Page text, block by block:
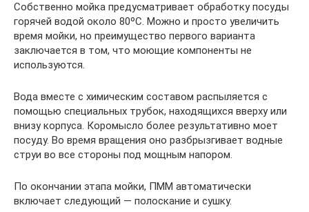
Собственно мойка предусматривает обработку посуды
горячей водой около 80ºC. Можно и просто увеличить
время мойки, но преимущество первого варианта
заключается в том, что моющие компоненты не
используются.
Вода вместе с химическим составом распыляется с
помощью специальных трубок, находящихся вверху или
внизу корпуса. Коромысло более результативно моет
посуду. Во время вращения оно разбрызгивает водные
струи во все стороны под мощным напором.
По окончании этапа мойки, ПММ автоматически
включает следующий — полоскание и сушку.